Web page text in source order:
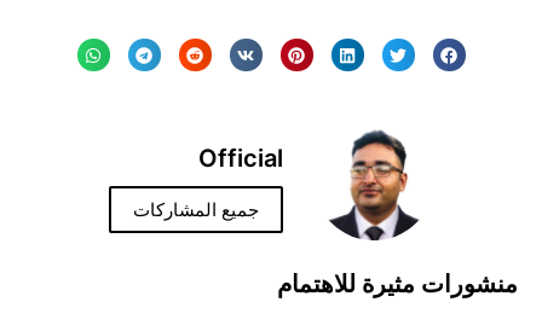
مثيرة للاهتمام
Official
جميع المشاركات